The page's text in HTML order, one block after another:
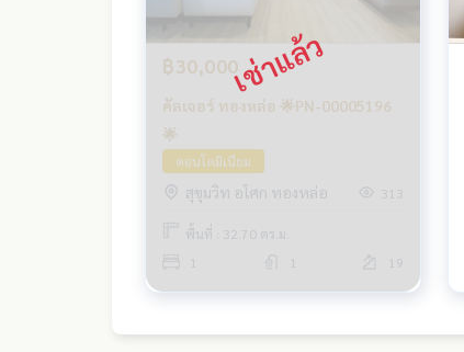
฿30,000
คัลเจอร์ ทองหล่อ 🌟PN-00005196
🌟
คอนโดมิเนียม
สุขุมวิท อโศก ทองหล่อ
พื้นที่ : 32.70 ตร.ม.
19